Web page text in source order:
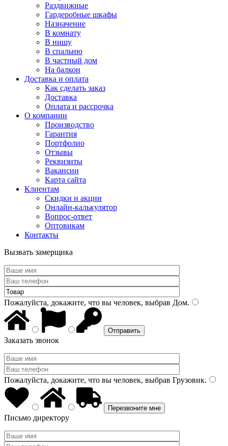
Раздвижные
Гардеробные шкафы
Назначение
В комнату
В нишу
В спальню
В частный дом
На балкон
Доставка и оплата
Как сделать заказ
Доставка
Оплата и рассрочка
О компании
Производство
Гарантия
Портфолио
Отзывы
Реквизиты
Вакансии
Карта сайта
Клиентам
Скидки и акции
Онлайн-калькулятор
Вопрос-ответ
Оптовикам
Контакты
Вызвать замерщика
Пожалуйста, докажите, что вы человек, выбрав Дом.
Заказать звонок
Пожалуйста, докажите, что вы человек, выбрав Грузовик.
Письмо директору